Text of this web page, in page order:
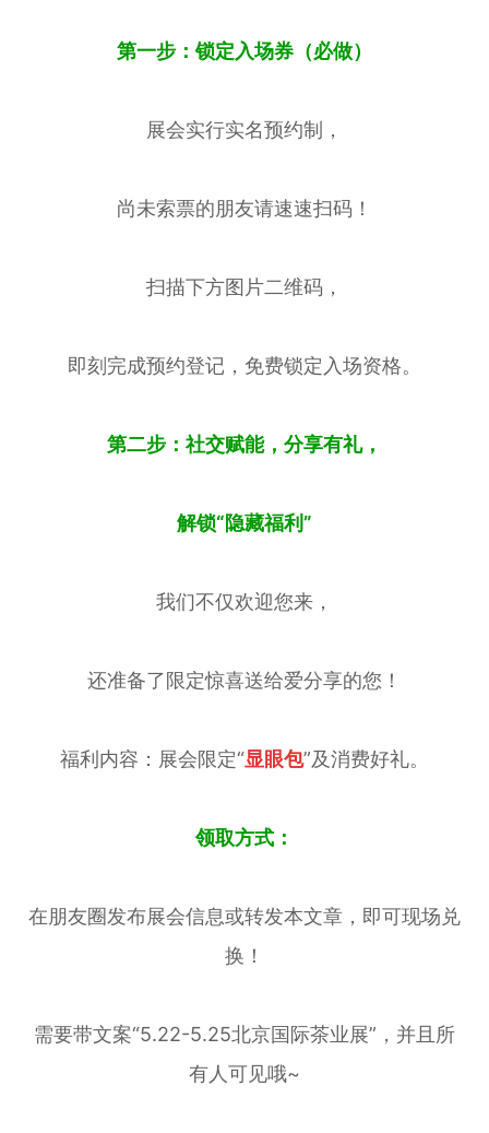
第一步：锁定入场券（必做）
展会实行实名预约制，
尚未索票的朋友请速速扫码！
扫描下方图片二维码，
即刻完成预约登记，免费锁定入场资格。
第二步：社交赋能，分享有礼，
解锁“隐藏福利”
我们不仅欢迎您来，
还准备了限定惊喜送给爱分享的您！
福利内容：展会限定“显眼包”及消费好礼。
领取方式：
在朋友圈发布展会信息或转发本文章，即可现场兑
换！
需要带文案“5.22-5.25北京国际茶业展”，并且所
有人可见哦~